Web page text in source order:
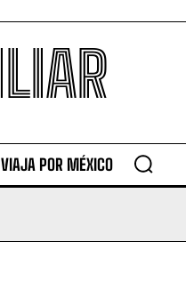
VIAJA POR MÉXICO